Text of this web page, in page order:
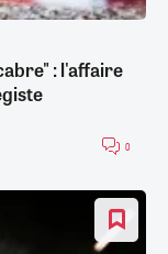
: l'affaire
0